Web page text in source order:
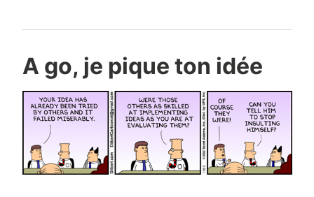
relations
A go, je pique ton idée